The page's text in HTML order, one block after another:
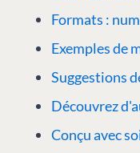
Formats :
Exemples de
Suggestions
Découvrez
Conçu avec